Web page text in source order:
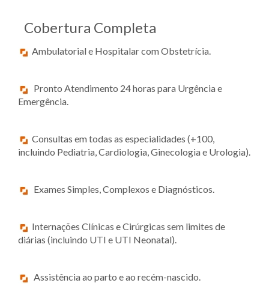
Cobertura Completa
Ambulatorial e Hospitalar com Obstetrícia.
Pronto Atendimento 24 horas para Urgência e
Emergência.
Consultas em todas as especialidades (+100,
incluindo Pediatria, Cardiologia, Ginecologia e Urologia).
Exames Simples, Complexos e Diagnósticos.
Internações Clínicas e Cirúrgicas sem limites de
diárias (incluindo UTI e UTI Neonatal).
Assistência ao parto e ao recém-nascido.